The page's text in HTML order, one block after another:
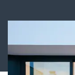
die Preisspanne für
Smarthome-